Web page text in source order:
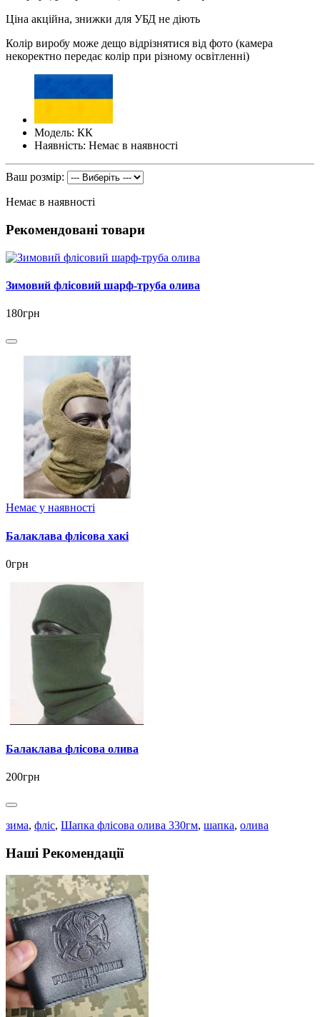
Ціна акційна, знижки для УБД не діють
Колір виробу може дещо відрізнятися від фото (камера
некоректно передає колір при різному освітленні)
Модель: КК
Наявність: Немає в наявності
Ваш розмір:
Немає в наявності
Рекомендовані товари
Зимовий флісовий шарф-труба олива
180грн
Немає у наявності
Балаклава флісова хакі
0грн
Балаклава флісова олива
200грн
зима, фліс, Шапка флісова олива 330гм, шапка, олива
Наші Рекомендації